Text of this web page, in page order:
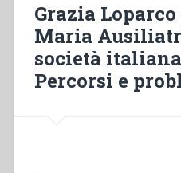
1934”
Grazia
Maria
società italiana
Percorsi e